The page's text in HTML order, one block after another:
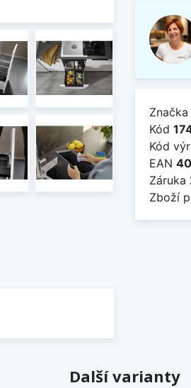
Značka
Kód
Kód
EAN
Záruka
Zboží
Další varianty